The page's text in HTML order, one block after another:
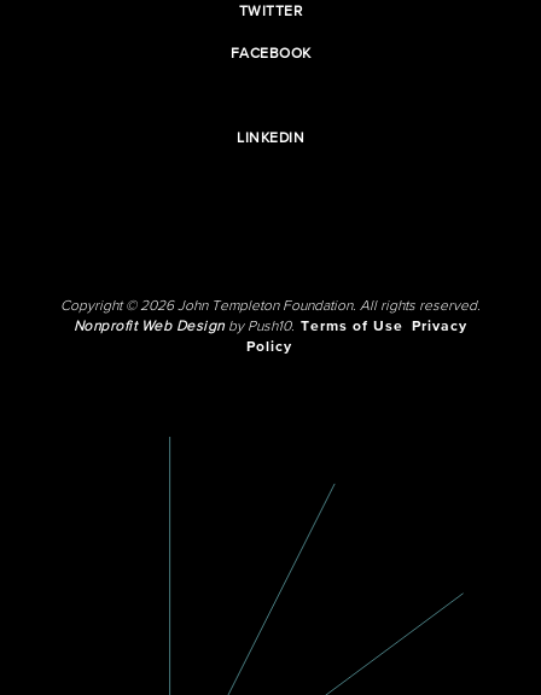
TWITTER
FACEBOOK
LINKEDIN
Copyright © 2026 John Templeton Foundation. All rights reserved.
Nonprofit Web Designby Push10. Terms of Use
Privacy
Policy